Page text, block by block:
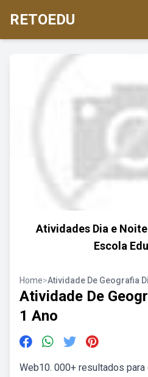
RETOEDU
Atividades Dia e
Escola
Home>Atividade De Geografia
Atividade De
1 Ano
Web10. 000+ resultados